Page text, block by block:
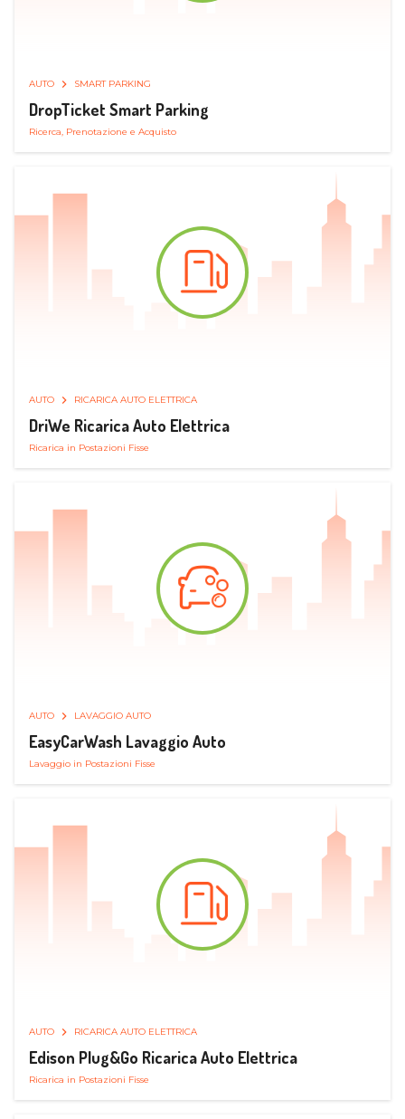
AUTO SMART PARKING
DropTicket Smart Parking
Ricerca, Prenotazione e Acquisto
AUTO RICARICA AUTO ELETTRICA
DriWe Ricarica Auto Elettrica
Ricarica in Postazioni Fisse
AUTO LAVAGGIO AUTO
EasyCarWash Lavaggio Auto
Lavaggio in Postazioni Fisse
AUTO RICARICA AUTO ELETTRICA
Edison Plug&Go Ricarica Auto Elettrica
Ricarica in Postazioni Fisse